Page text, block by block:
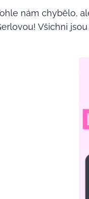
nám chybělo,
Všichni